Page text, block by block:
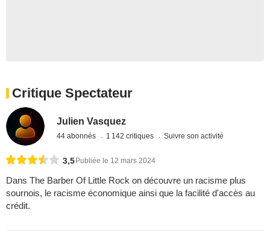
Critique Spectateur
Julien Vasquez
44 abonnés 1 142 critiques Suivre son activité
3,5 Publiée le 12 mars 2024
Dans The Barber Of Little Rock on découvre un racisme plus
sournois, le racisme économique ainsi que la facilité d'accès au
crédit.